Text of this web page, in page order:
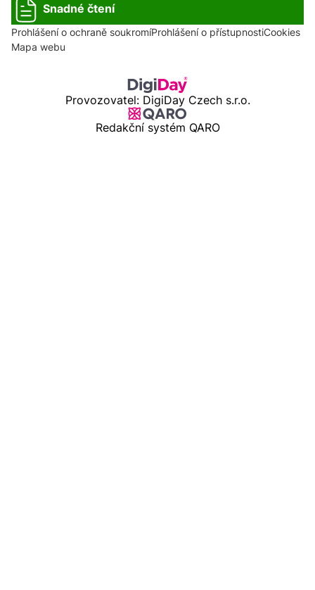
Snadné čtení
Prohlášení o ochraně soukromíProhlášení o přístupnostiCookies
Mapa webu
Provozovatel: DigiDay Czech s.r.o.
Redakční systém QARO